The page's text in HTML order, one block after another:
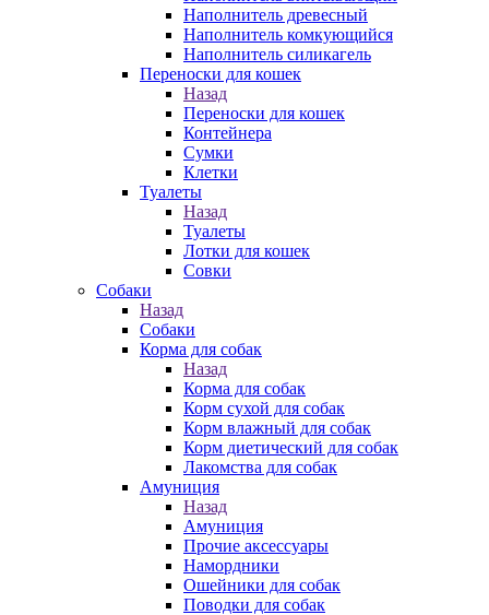
Наполнитель древесный
Наполнитель комкующийся
Наполнитель силикагель
Переноски для кошек
Назад
Переноски для кошек
Контейнера
Сумки
Клетки
Туалеты
Назад
Туалеты
Лотки для кошек
Совки
Собаки
Назад
Собаки
Корма для собак
Назад
Корма для собак
Корм сухой для собак
Корм влажный для собак
Корм диетический для собак
Лакомства для собак
Амуниция
Назад
Амуниция
Прочие аксессуары
Намордники
Ошейники для собак
Поводки для собак